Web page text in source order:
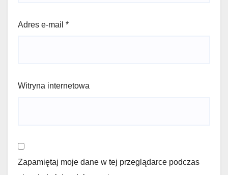
Adres e-mail *
Witryna internetowa
Zapamiętaj moje dane w tej przeglądarce podczas